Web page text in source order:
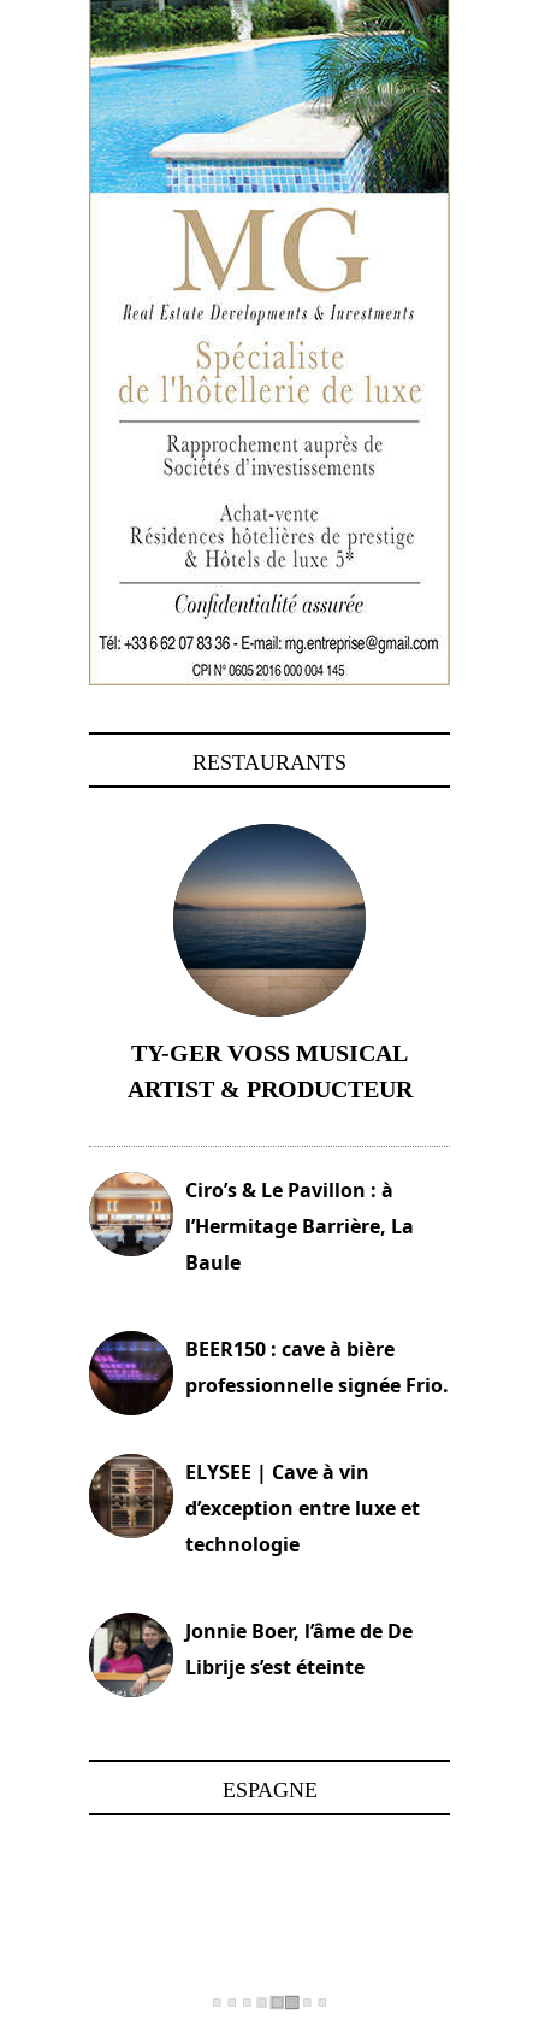
RESTAURANTS
TY-GER VOSS MUSICAL
ARTIST & PRODUCTEUR
Ciro’s & Le Pavillon : à
l’Hermitage Barrière, La
Baule
BEER150 : cave à bière
professionnelle signée Frio.
ELYSEE | Cave à vin
d’exception entre luxe et
technologie
Jonnie Boer, l’âme de De
Librije s’est éteinte
ESPAGNE